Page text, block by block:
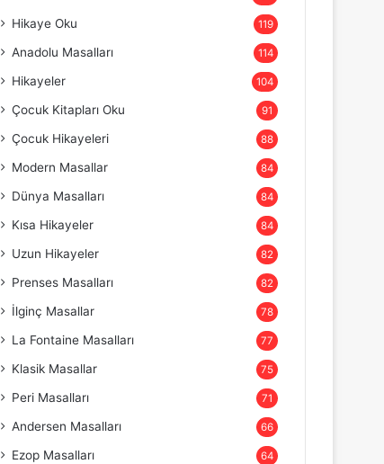
Hikaye Oku 119
Anadolu Masalları 114
Hikayeler 104
Çocuk Kitapları Oku 91
Çocuk Hikayeleri 88
Modern Masallar 84
Dünya Masalları 84
Kısa Hikayeler 84
Uzun Hikayeler 82
Prenses Masalları 82
İlginç Masallar 78
La Fontaine Masalları 77
Klasik Masallar 75
Peri Masalları 71
Andersen Masalları 66
Ezop Masalları 64